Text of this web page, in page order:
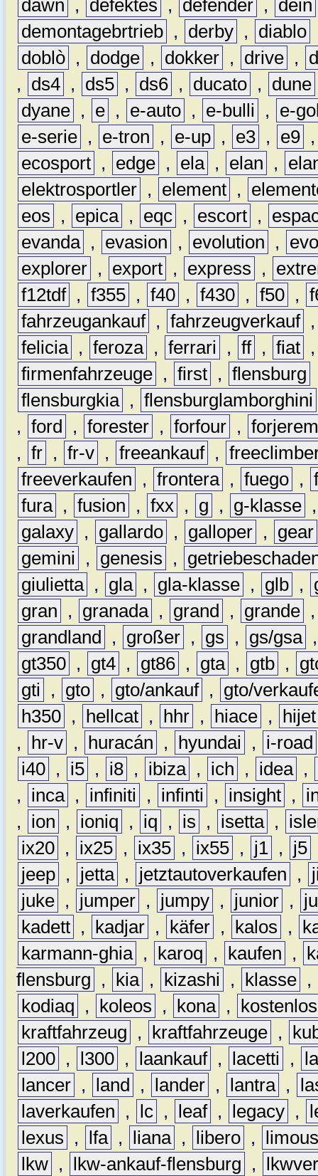
dawn , defektes , defender , dein
demontagebrtrieb , derby , diablo
doblò , dodge , dokker , drive ,
,
ds4 , ds5 , ds6 , ducato , dune
dyane , e , e-auto , e-bulli ,
e-
e-serie , e-tron , e-up , e3 , e9
ecosport , edge , ela , elan ,
elektrosportler , element ,
eos
, epica , eqc , escort ,
evanda , evasion , evolution ,
explorer , export , express ,
f12tdf , f355 , f40 , f430 , f50 ,
fahrzeugankauf , fahrzeugverkauf
felicia , feroza , ferrari , ff , fiat
firmenfahrzeuge , first , flensburg
flensburgkia , flensburglamborghini
, ford , forester , forfour ,
, fr , fr-v , freeankauf ,
freeverkaufen
, frontera , fuego ,
fura , fusion , fxx , g , g-klasse
galaxy , gallardo , galloper ,
gear
gemini
, genesis ,
giulietta , gla , gla-klasse , glb ,
gran
, granada , grand , grande
grandland
, großer , gs , gs/gsa
gt350 , gt4 , gt86 , gta , gtb ,
gti
, gto , gto/ankauf ,
gto/
h350 , hellcat , hhr , hiace ,
hijet
,
hr-v , huracán , hyundai ,
i-road
i40 , i5 , i8 , ibiza , ich , idea ,
,
inca , infiniti , infinti , insight ,
,
ion , ioniq , iq , is , isetta ,
ix20 , ix25 , ix35 , ix55 , j1 , j5
jeep , jetta , jetztautoverkaufen ,
juke , jumper , jumpy , junior ,
kadett , kadjar , käfer , kalos ,
karmann-ghia , karoq , kaufen ,
flensburg
, kia , kizashi , klasse ,
kodiaq
, koleos , kona ,
kostenlos
kraftfahrzeug
, kraftfahrzeuge ,
l200 , l300 , laankauf , lacetti ,
lancer , land , lander , lantra ,
laverkaufen
, lc , leaf , legacy ,
lexus
, lfa , liana , libero ,
lkw , lkw-ankauf-flensburg ,